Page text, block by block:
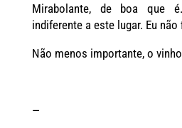
Mirabolante, de boa que
indiferente a este lugar. Eu não
Não menos importante, o
—